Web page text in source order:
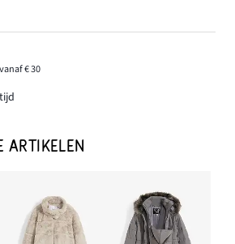
€ 30
ARTIKELEN